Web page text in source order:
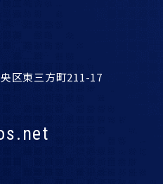
区東三方町211-17